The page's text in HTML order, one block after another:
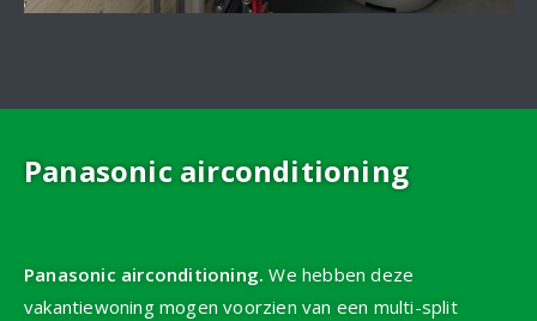
Panasonic airconditioning
Panasonic airconditioning.We hebben deze
vakantiewoning mogen voorzien van een multi-split